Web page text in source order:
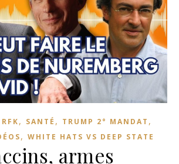
RFK, SANTÉ , TRUMP 2° MANDAT ,
, WHITE HATS VS DEEP STATE
armes